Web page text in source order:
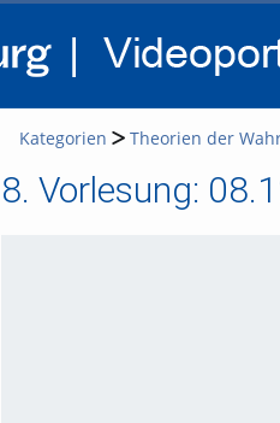
Kategorien Theorien der
8. Vorlesung: